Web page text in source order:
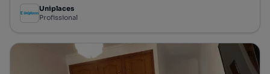
Uniplaces
Profissional